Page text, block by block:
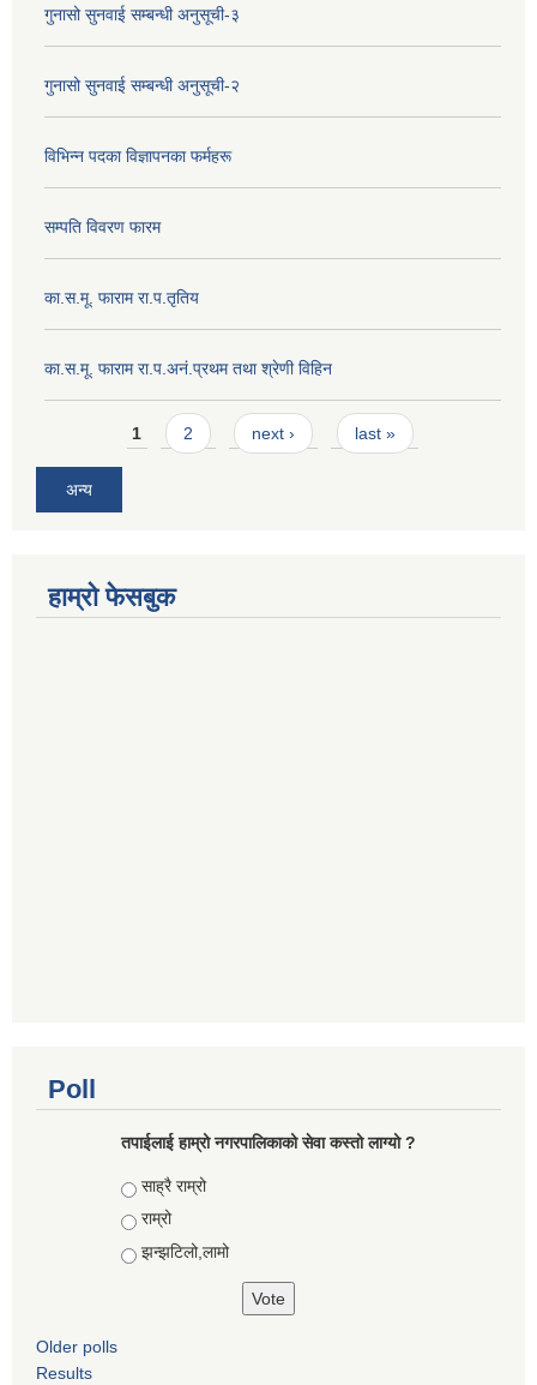
गुनासो सुनवाई सम्बन्धी अनुसूची-३
गुनासो सुनवाई सम्बन्धी अनुसूची-२
विभिन्न पदका विज्ञापनका फर्महरू
सम्पति विवरण फारम
का.स.मू. फाराम रा.प.तृतिय
का.स.मू. फाराम रा.प.अनं.प्रथम तथा श्रेणी विहिन
Pages1 2 next › last »
अन्य
हाम्रो फेसबुक
Poll
तपाईलाई हाम्रो नगरपालिकाको सेवा कस्तो लाग्यो ?
Choices
साह्रै राम्रो
राम्रो
झन्झटिलो,लामो
Older polls
Results